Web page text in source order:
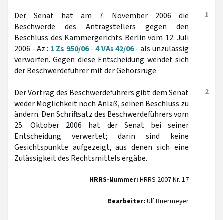
1
Der Senat hat am 7. November 2006 die
Beschwerde des Antragstellers gegen den
Beschluss des Kammergerichts Berlin vom 12. Juli
2006 - Az.: 1 Zs 950/06-4 VAs 42/06- als unzulässig
verworfen. Gegen diese Entscheidung wendet sich
der Beschwerdeführer mit der Gehörsrüge.
2
Der Vortrag des Beschwerdeführers gibt dem Senat
weder Möglichkeit noch Anlaß, seinen Beschluss zu
ändern. Den Schriftsatz des Beschwerdeführers vom
25. Oktober 2006 hat der Senat bei seiner
Entscheidung verwertet; darin sind keine
Gesichtspunkte aufgezeigt, aus denen sich eine
Zulässigkeit des Rechtsmittels ergäbe.
HRRS-Nummer: HRRS 2007 Nr. 17
Bearbeiter: Ulf Buermeyer